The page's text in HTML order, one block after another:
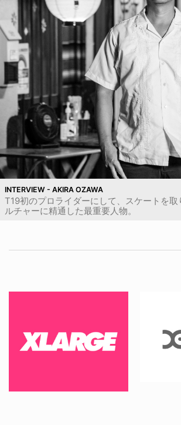
INTERVIEW - AKIRA OZAWA
T19初のプロライダーにして、スケートを取
ルチャーに精通した最重要人物。